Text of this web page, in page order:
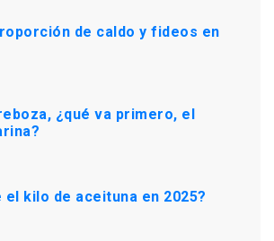
de caldo y fideos en
¿qué va primero, el
el kilo de aceituna en 2025?